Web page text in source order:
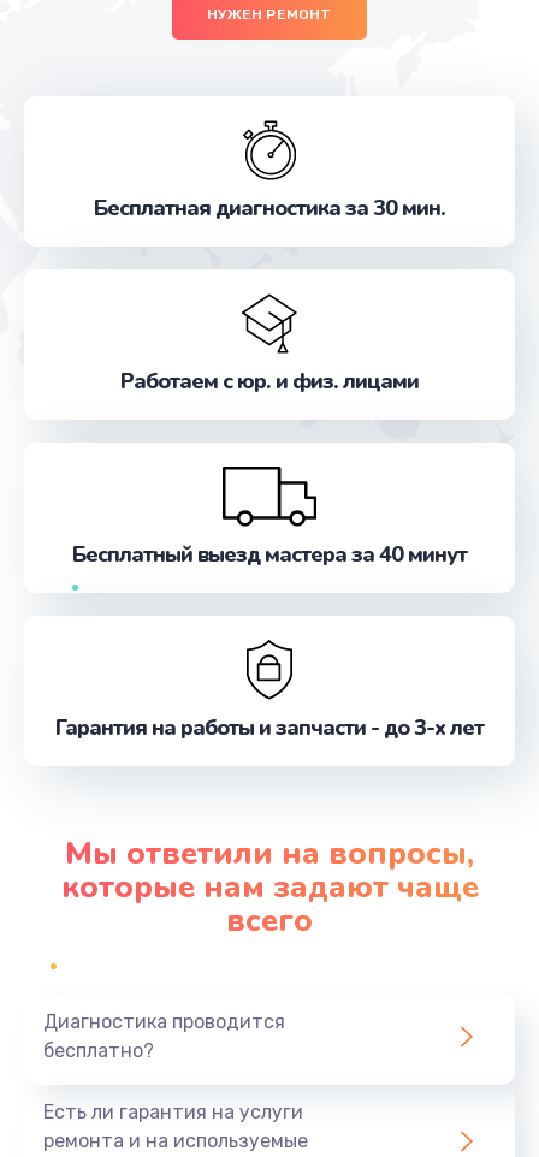
НУЖЕН РЕМОНТ
Бесплатная диагностика за 30 мин.
Работаем с юр. и физ. лицами
Бесплатный выезд мастера за 40 минут
Гарантия на работы и запчасти - до 3-х лет
Мы ответили на вопросы,
которые нам задают чаще
всего
Диагностика проводится
бесплатно?
Есть ли гарантия на услуги
ремонта и на используемые